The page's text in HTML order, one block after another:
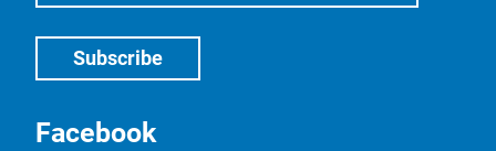
Facebook